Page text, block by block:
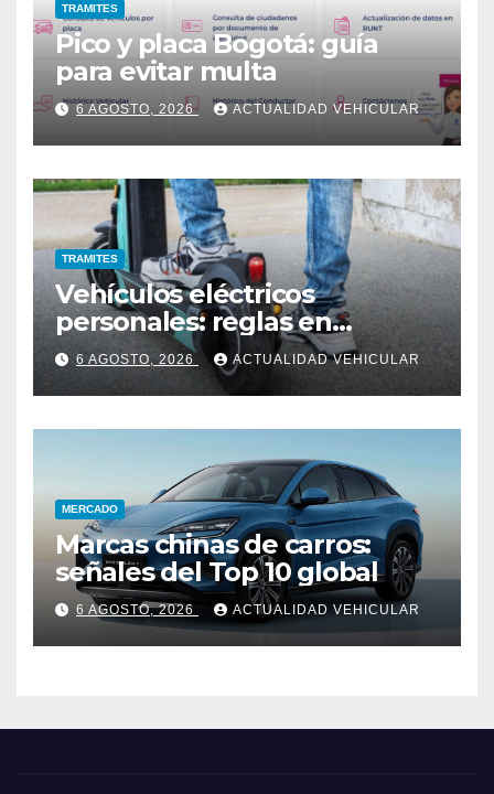
TRAMITES
Pico y placa Bogotá: guía
para evitar multa
6 AGOSTO, 2026 ACTUALIDAD VEHICULAR
TRAMITES
Vehículos eléctricos
personales: reglas en
Colombia
6 AGOSTO, 2026 ACTUALIDAD VEHICULAR
MERCADO
Marcas chinas de carros:
señales del Top 10 global
6 AGOSTO, 2026 ACTUALIDAD VEHICULAR